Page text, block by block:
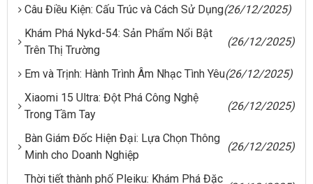
Câu Điều Kiện: Cấu Trúc và Cách Sử Dụng(26/12/2025)
Khám Phá Nykd-54: Sản Phẩm Nổi Bật
Trên Thị Trường
(26/12/2025)
Em và Trịnh: Hành Trình Âm Nhạc Tình Yêu(26/12/2025)
Xiaomi 15 Ultra: Đột Phá Công Nghệ
Trong Tầm Tay
(26/12/2025)
Bàn Giám Đốc Hiện Đại: Lựa Chọn Thông
Minh cho Doanh Nghiệp
(26/12/2025)
Thời tiết thành phố Pleiku: Khám Phá Đặc